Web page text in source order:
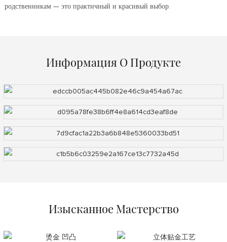
родственникам — это практичный и красивый выбор.
Информация О Продукте
Изысканное Мастерство